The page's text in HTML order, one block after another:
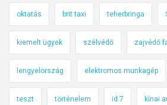
oktatás brit taxi teherbringa
kiemelt ügyek szélvédő zajvédő
lengyelország elektromos munkagép
teszt történelem id.7 kínai